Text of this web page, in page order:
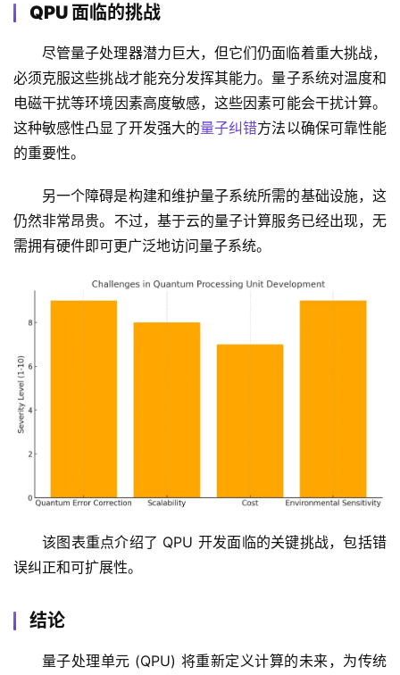
QPU 面临的挑战
尽管量子处理器潜力巨大，但它们仍面临着重大挑战，
必须克服这些挑战才能充分发挥其能力。量子系统对温度和
电磁干扰等环境因素高度敏感，这些因素可能会干扰计算。
这种敏感性凸显了开发强大的量子纠错方法以确保可靠性能
的重要性。
另一个障碍是构建和维护量子系统所需的基础设施，这
仍然非常昂贵。不过，基于云的量子计算服务已经出现，无
需拥有硬件即可更广泛地访问量子系统。
该图表重点介绍了 QPU 开发面临的关键挑战，包括错
误纠正和可扩展性。
结论
量子处理单元 (QPU) 将重新定义计算的未来，为传统